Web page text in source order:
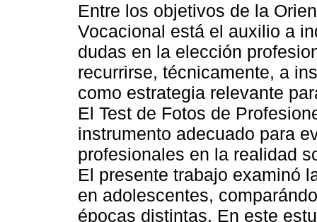
Entre los objetivos de la
Vocacional está el auxilio a
dudas en la elección
recurrirse, técnicamente, a
como estrategia relevante
El Test de Fotos de
instrumento adecuado para
profesionales en la realidad
El presente trabajo examinó
en adolescentes,
épocas distintas. En este